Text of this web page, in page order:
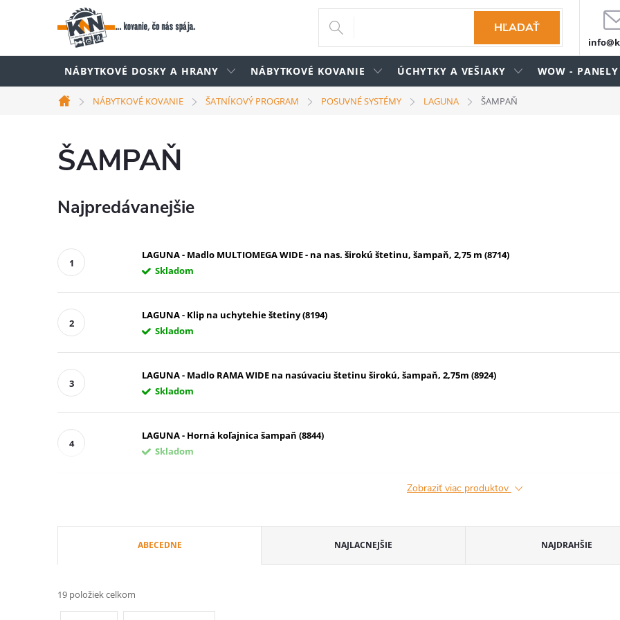
HĽADAŤ
NÁBYTKOVÉ DOSKY A HRANY NÁBYTKOVÉ KOVANIE ÚCHYTKY A VEŠIAKY WOW -
Domov
NÁBYTKOVÉ KOVANIE ŠATNÍKOVÝ PROGRAM POSUVNÉ SYSTÉMY LAGUNA ŠAMPAŇ
ŠAMPAŇ
Najpredávanejšie
LAGUNA - Madlo MULTIOMEGA WIDE - na nas. širokú štetinu, šampaň, 2,75 m (8714)
Skladom
LAGUNA - Klip na uchytehie štetiny (8194)
Skladom
LAGUNA - Madlo RAMA WIDE na nasúvaciu štetinu širokú, šampaň, 2,75m (8924)
Skladom
LAGUNA - Horná koľajnica šampaň (8844)
Skladom
Zobraziť viac produktov
a
d
ABECEDNE NAJLACNEJŠIE NAJDRAHŠIE
19 položiek celkom